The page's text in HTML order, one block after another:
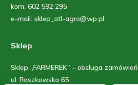
kom. 602 592 295
e-mail: sklep_atl-agro@wp.pl
Sklep
Sklep „FARMEREK” – obsługa zamówień
ul. Raszkowska 65